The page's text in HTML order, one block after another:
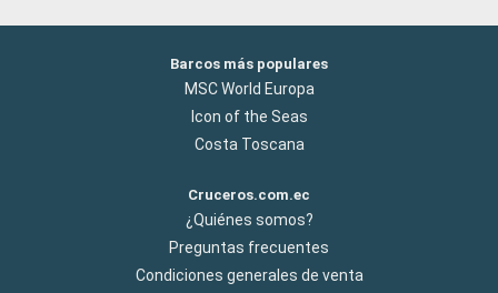
Barcos más populares
MSC World Europa
Icon of the Seas
Costa Toscana
Cruceros.com.ec
¿Quiénes somos?
Preguntas frecuentes
Condiciones generales de venta